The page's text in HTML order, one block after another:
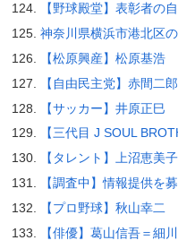
【野球殿堂】表彰者の
神奈川県横浜市港北区
【松原興産】松原基浩
【自由民主党】赤間二郎
【サッカー】井原正巳
【三代目 J SOUL
【タレント】上沼恵美子
【調査中】情報提供を
【プロ野球】秋山幸二
【俳優】葛山信吾＝細